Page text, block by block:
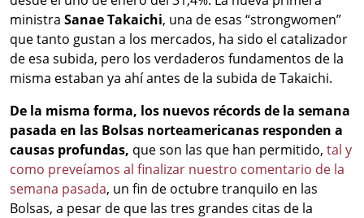
ministra SanaeTakaichi, una de esas “strongwomen”
que tanto gustan a los mercados, ha sido el catalizador
de esa subida, pero los verdaderos fundamentos de la
misma estaban ya ahí antes de la subida de Takaichi.
De la misma forma, los nuevos récords de la semana
pasada en las Bolsas norteamericanas responden a
causas profundas, que son las que han permitido, tal y
como preveíamos al finalizar nuestro comentario de la
semana pasada, un fin de octubre tranquilo en las
Bolsas, a pesar de que las tres grandes citas de la